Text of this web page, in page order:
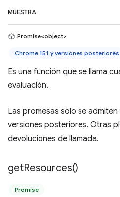
MUESTRA
Promise<object>
Chrome 151 y versiones posteriores
Es una función que se llama
evaluación.
Las promesas solo se admiten
versiones posteriores. Otras
devoluciones de llamada.
getResources()
Promise